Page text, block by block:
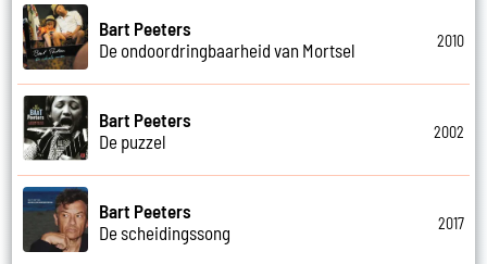
Bart Peeters
De ondoordringbaarheid van Mortsel
2010
Bart Peeters
De puzzel
2002
Bart Peeters
De scheidingssong
2017